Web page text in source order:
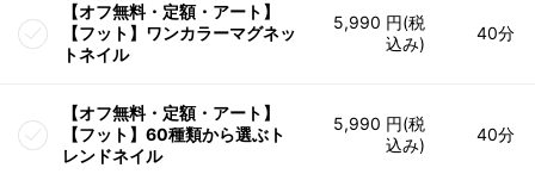
【オフ無料・定額・アート】
【フット】ワンカラーマグネッ
トネイル
5,990 円(税
込み)
40分
【オフ無料・定額・アート】
【フット】60種類から選ぶト
レンドネイル
5,990 円(税
込み)
40分